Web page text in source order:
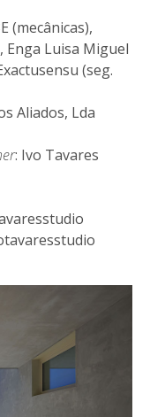
(mecânicas),
Enga Luisa Miguel
(seg.
Aliados, Lda
: Ivo Tavares